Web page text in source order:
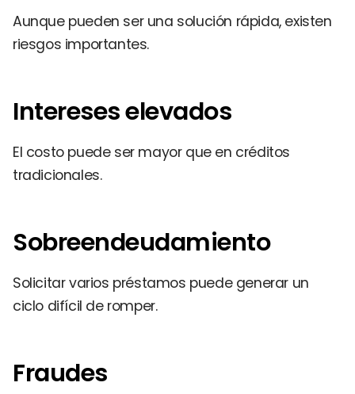
Aunque pueden ser una solución rápida, existen
riesgos importantes.
Intereses elevados
El costo puede ser mayor que en créditos
tradicionales.
Sobreendeudamiento
Solicitar varios préstamos puede generar un
ciclo difícil de romper.
Fraudes